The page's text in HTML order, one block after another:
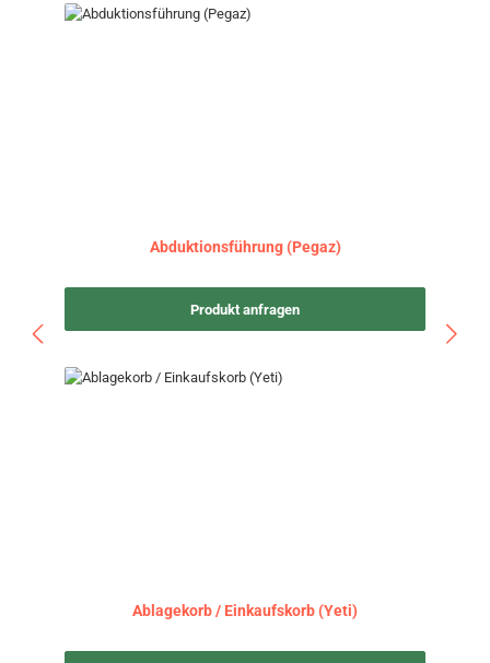
Abduktionsführung (Pegaz)
Produkt anfragen
Ablagekorb / Einkaufskorb (Yeti)